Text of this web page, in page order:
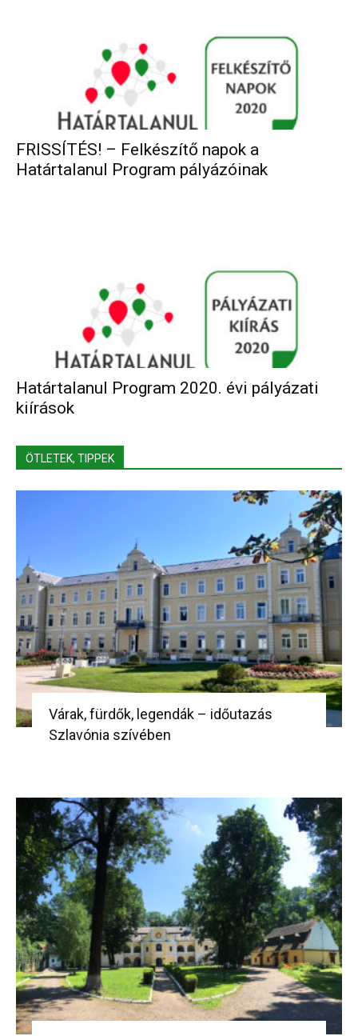
FRISSÍTÉS! – Felkészítő napok a
Határtalanul Program pályázóinak
Határtalanul Program 2020. évi pályázati
kiírások
ÖTLETEK, TIPPEK
Várak, fürdők, legendák – időutazás
Szlavónia szívében